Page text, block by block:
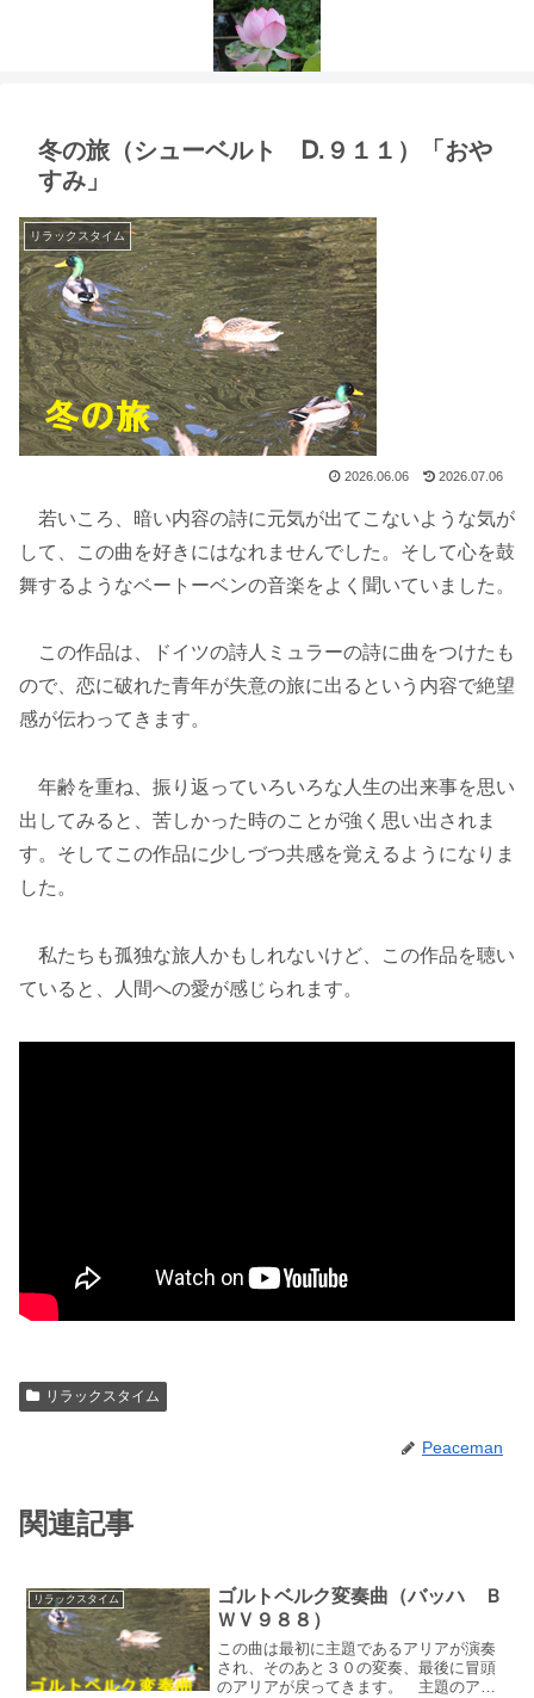
冬の旅（シューベルト Ⅾ.９１１）「おや
すみ」
リラックスタイム
2026.06.06 2026.07.06
若いころ、暗い内容の詩に元気が出てこないような気が
して、この曲を好きにはなれませんでした。そして心を鼓
舞するようなベートーベンの音楽をよく聞いていました。
この作品は、ドイツの詩人ミュラーの詩に曲をつけたも
ので、恋に破れた青年が失意の旅に出るという内容で絶望
感が伝わってきます。
年齢を重ね、振り返っていろいろな人生の出来事を思い
出してみると、苦しかった時のことが強く思い出されま
す。そしてこの作品に少しづつ共感を覚えるようになりま
した。
私たちも孤独な旅人かもしれないけど、この作品を聴い
ていると、人間への愛が感じられます。
リラックスタイム
Peaceman
関連記事
リラックスタイム
ゴルトベルク変奏曲（バッハ Ｂ
ＷＶ９８８）
この曲は最初に主題であるアリアが演奏
され、そのあと３０の変奏、最後に冒頭
のアリアが戻ってきます。 主題のアリ